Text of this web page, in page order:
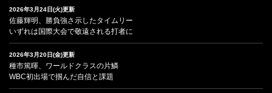
2026年3月24日(火)更新
佐藤輝明、勝負強さ示したタイムリー
いずれは国際大会で敬遠される打者に
2026年3月20日(金)更新
種市篤暉、ワールドクラスの片鱗
WBC初出場で掴んだ自信と課題